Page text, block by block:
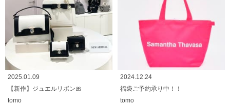
2025.01.09
【新作】ジュエルリボン🎀
tomo
2024.12.24
福袋ご予約承り中！！
tomo